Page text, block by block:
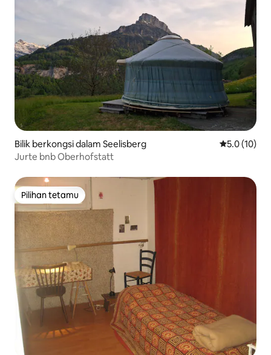
Bilik berkongsi dalam Seelisberg Penarafan
5.0 (10)
Jurte bnb Oberhofstatt
Pilihan tetamu
Pilihan tetamu